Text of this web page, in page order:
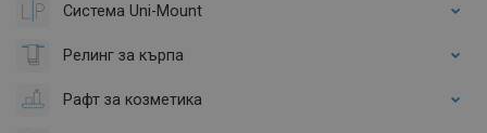
Система Uni-Mount
Релинг за кърпа
Рафт за козметика